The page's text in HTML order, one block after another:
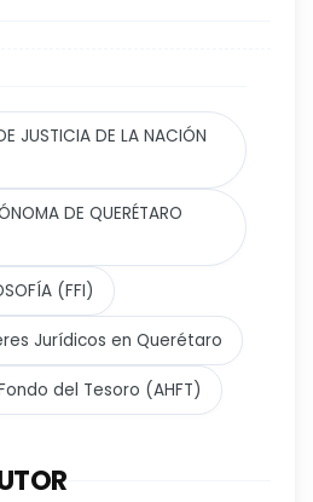
JUSTICIA DE LA NACIÓN
DE QUERÉTARO
(FFI)
Jurídicos en Querétaro
del Tesoro (AHFT)